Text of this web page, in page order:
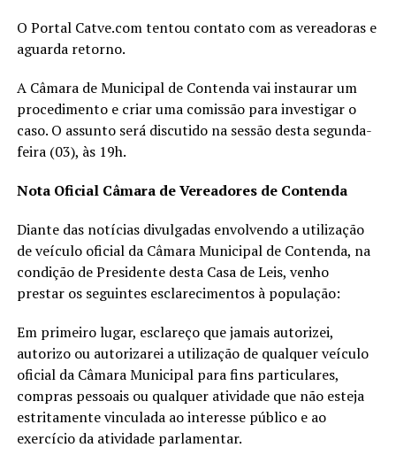
O Portal Catve.com tentou contato com as vereadoras e
aguarda retorno.
A Câmara de Municipal de Contenda vai instaurar um
procedimento e criar uma comissão para investigar o
caso. O assunto será discutido na sessão desta segunda-
feira (03), às 19h.
Nota Oficial Câmara de Vereadores de Contenda
Diante das notícias divulgadas envolvendo a utilização
de veículo oficial da Câmara Municipal de Contenda, na
condição de Presidente desta Casa de Leis, venho
prestar os seguintes esclarecimentos à população:
Em primeiro lugar, esclareço que jamais autorizei,
autorizo ou autorizarei a utilização de qualquer veículo
oficial da Câmara Municipal para fins particulares,
compras pessoais ou qualquer atividade que não esteja
estritamente vinculada ao interesse público e ao
exercício da atividade parlamentar.